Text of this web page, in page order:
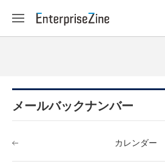
メールバックナンバー
カレンダー